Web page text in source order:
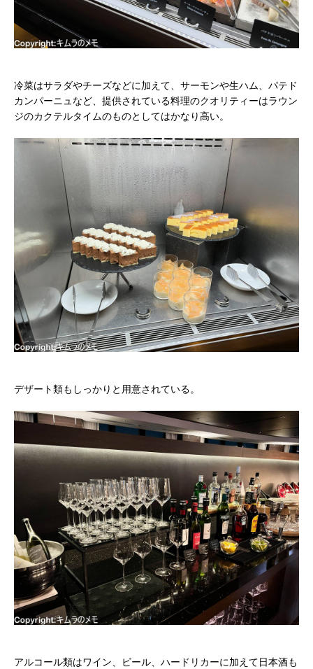
冷菜はサラダやチーズなどに加えて、サーモンや生ハム、パテド
カンパーニュなど、提供されている料理のクオリティーはラウン
ジのカクテルタイムのものとしてはかなり高い。
デザート類もしっかりと用意されている。
アルコール類はワイン、ビール、ハードリカーに加えて日本酒も